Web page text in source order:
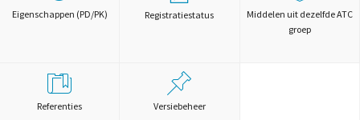
Eigenschappen (PD/PK) Registratiestatus
Middelen uit dezelfde ATC
groep
Referenties Versiebeheer